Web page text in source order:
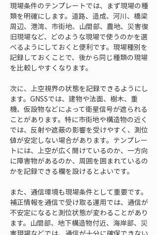
現場条件のテンプレートでは、まず現場の種
類を明確にします。道路、造成、河川、橋梁
周辺、港湾、市街地、山間部、農地、災害復
旧現場など、どのような現場で使うのかを選
べるようにしておくと便利です。現場種別を
記録しておくことで、後から同じ種類の現場
を比較しやすくなります。
次に、上空視界の状態を記録できるようにし
ます。GNSSでは、建物や法面、樹木、重
機、仮設物などによって衛星信号が遮られる
ことがあります。特に市街地や構造物の近く
では、反射や遮蔽の影響を受けやすく、測位
値が安定しない場合があります。テンプレー
トには、上空が広く開けているのか、一方向
に障害物があるのか、周囲を囲まれているの
かを記録できる欄を設けるとよいです。
また、通信環境も現場条件として重要です。
補正情報を通信で受け取る運用では、通信が
不安定になると測位状態が変わることがあり
ます。山間部、地下構造物付近、海岸部、災
害現場などでは、通信が十分に確保できない